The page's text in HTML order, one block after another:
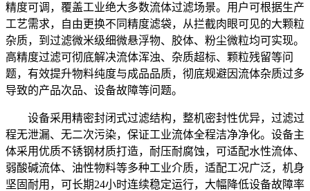
精度可调，覆盖工业绝大多数流体过滤场景。用户可根据生产
工艺需求，自由更换不同精度滤袋，从拦截肉眼可见的大颗粒
杂质，到过滤微米级细微悬浮物、胶体、粉尘微粒均可实现。
高精度过滤可彻底解决流体浑浊、杂质超标、颗粒残留等问
题，有效提升物料纯度与成品品质，彻底规避因流体杂质过多
导致的产品次品、设备故障等问题。
设备采用精密封闭式过滤结构，整机密封性优异，过滤过
程无泄漏、无二次污染，保证工业流体全程洁净净化。设备主
体采用优质不锈钢材质打造，耐压耐腐蚀，可适配水性流体、
弱酸碱流体、油性物料等多种工业介质，适配工况广泛，机身
坚固耐用，可长期24小时连续稳定运行，大幅降低设备故障率